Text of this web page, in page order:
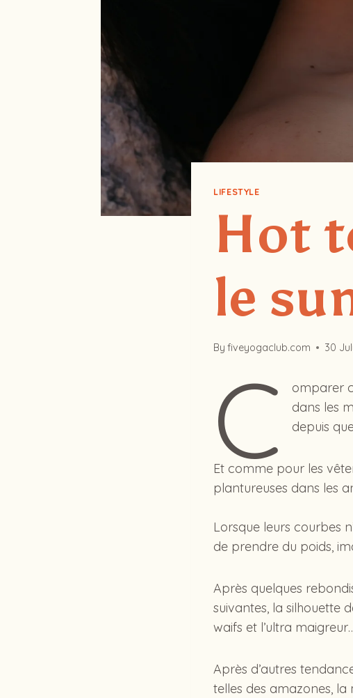
LIFESTYLE
Hot
le
By fiveyogaclub.com 30
C
omparer
dans les
depuis
Et comme pour les
plantureuses dans les
Lorsque leurs courbes
de prendre du poids,
Après quelques
suivantes, la silhouette
waifs et l’ultra
Après d’autres
telles des amazones, la